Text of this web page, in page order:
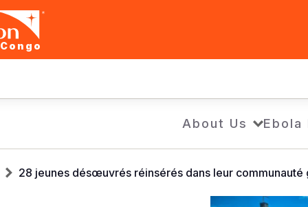
Congo
About Us Ebola
28 jeunes désœuvrés réinsérés dans leur communauté